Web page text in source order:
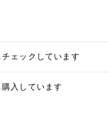
ェックしています
入しています